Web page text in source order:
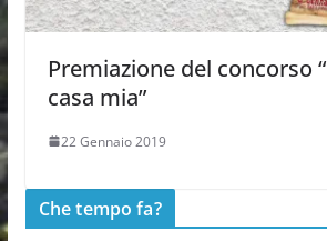
Premiazione del concorso
casa mia”
22 Gennaio 2019
Che tempo fa?